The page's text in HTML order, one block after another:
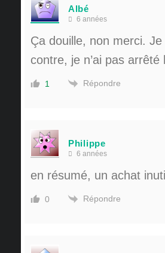
Albé
6 années
Ça douille, non merci.
contre, je n’ai pas arrêté
1 Répondre
Philippe
6 années
en résumé, un achat
0 Répondre